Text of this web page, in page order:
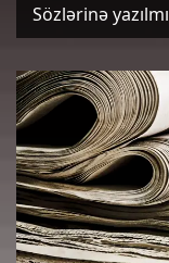
Sözlərinə